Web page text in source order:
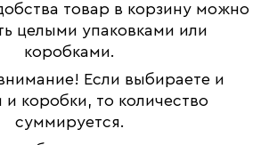
товар в корзину можно
целыми упаковками или
коробками.
Если выбираете и
и коробки, то количество
суммируется.